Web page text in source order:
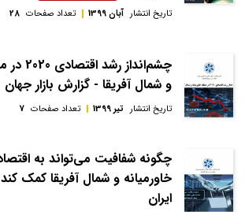
تاریخ انتشار آبان 1399 تعداد صفحات 28
و شمال آفریقا - گزارش بازار جهان
تاریخ انتشار تیر 1399 تعداد صفحات 7
چگونه شفافیت می‌تواند به
خاورمیانه و شمال آفریقا کمک کند
ایران